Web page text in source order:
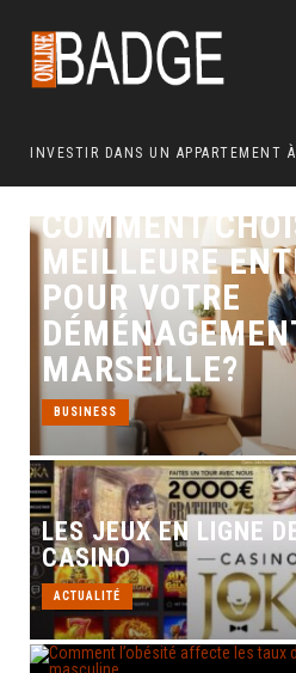
INVESTIR DANS UN APPARTEMENT À TANGER : OPPORTUNITÉS ET POINTS ESSENTIELS À CONNAÎTRE
COMMENT
MEILLEURE
POUR VOTRE
MARSEILLE?
BUSINESS
LES JEUX EN LIGNE
CASINO
ACTUALITÉ